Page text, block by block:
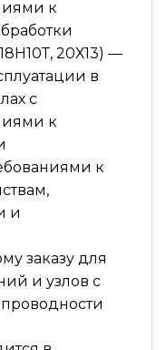
к
20Х13) —
в
с
к
к
и
заказу для
и узлов с